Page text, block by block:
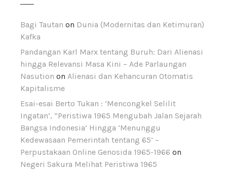
Bagi Tautan on Dunia (Modernitas dan Ketimuran)
Kafka
Pandangan Karl Marx tentang Buruh: Dari Alienasi
hingga Relevansi Masa Kini – Ade Parlaungan
Nasution on Alienasi dan Kehancuran Otomatis
Kapitalisme
Esai-esai Berto Tukan : ‘Mencongkel Selilit
Ingatan’, “Peristiwa 1965 Mengubah Jalan Sejarah
Bangsa Indonesia’ Hingga ‘Menunggu
Kedewasaan Pemerintah tentang 65’ –
Perpustakaan Online Genosida 1965-1966 on
Negeri Sakura Melihat Peristiwa 1965